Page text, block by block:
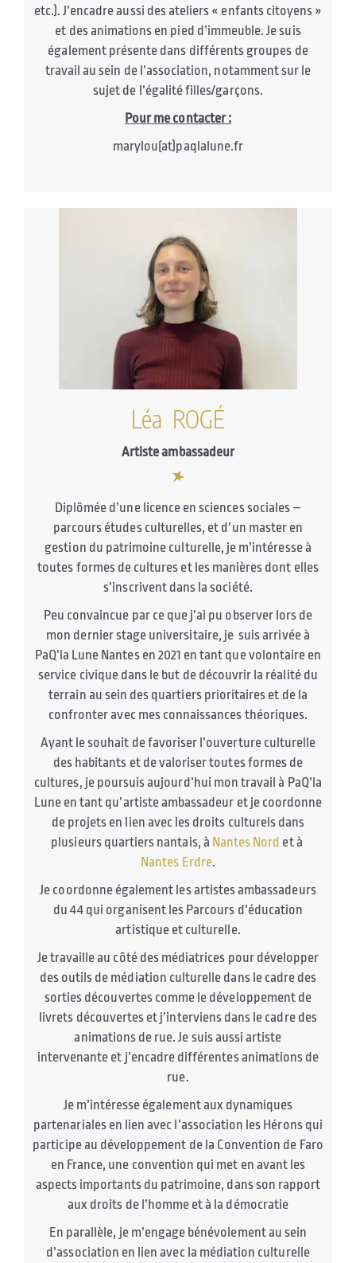
etc.). J’encadre aussi des ateliers « enfants citoyens »
et des animations en pied d’immeuble. Je suis
également présente dans différents groupes de
travail au sein de l’association, notamment sur le
sujet de l’égalité filles/garçons.
Pour me contacter :
marylou(at)paqlalune.fr
Léa ROGÉ
Artiste ambassadeur
Diplômée d’une licence en sciences sociales –
parcours études culturelles, et d’un master en
gestion du patrimoine culturelle, je m’intéresse à
toutes formes de cultures et les manières dont elles
s’inscrivent dans la société.
Peu convaincue par ce que j’ai pu observer lors de
mon dernier stage universitaire, je suis arrivée à
PaQ’la Lune Nantes en 2021 en tant que volontaire en
service civique dans le but de découvrir la réalité du
terrain au sein des quartiers prioritaires et de la
confronter avec mes connaissances théoriques.
Ayant le souhait de favoriser l’ouverture culturelle
des habitants et de valoriser toutes formes de
cultures, je poursuis aujourd’hui mon travail à PaQ’la
Lune en tant qu’artiste ambassadeur et je coordonne
de projets en lien avec les droits culturels dans
plusieurs quartiers nantais, à Nantes Nord et à
Nantes Erdre.
Je coordonne également les artistes ambassadeurs
du 44 qui organisent les Parcours d’éducation
artistique et culturelle.
Je travaille au côté des médiatrices pour développer
des outils de médiation culturelle dans le cadre des
sorties découvertes comme le développement de
livrets découvertes et j’interviens dans le cadre des
animations de rue. Je suis aussi artiste
intervenante et j’encadre différentes animations de
rue.
Je m’intéresse également aux dynamiques
partenariales en lien avec l’association les Hérons qui
participe au développement de la Convention de Faro
en France, une convention qui met en avant les
aspects importants du patrimoine, dans son rapport
aux droits de l’homme et à la démocratie
En parallèle, je m’engage bénévolement au sein
d’association en lien avec la médiation culturelle